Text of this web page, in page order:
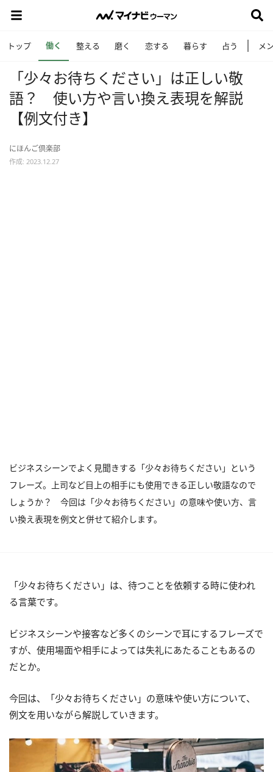
トップ 働く 整える 磨く 恋する 暮らす 占う メ
「少々お待ちください」は正しい敬
語？ 使い方や言い換え表現を解説
【例文付き】
にほんご倶楽部
作成: 2023.12.27
ビジネスシーンでよく見聞きする「少々お待ちください」という
フレーズ。上司など目上の相手にも使用できる正しい敬語なので
しょうか？ 今回は「少々お待ちください」の意味や使い方、言
い換え表現を例文と併せて紹介します。
「少々お待ちください」は、待つことを依頼する時に使われ
る言葉です。
ビジネスシーンや接客など多くのシーンで耳にするフレーズで
すが、使用場面や相手によっては失礼にあたることもあるの
だとか。
今回は、「少々お待ちください」の意味や使い方について、
例文を用いながら解説していきます。